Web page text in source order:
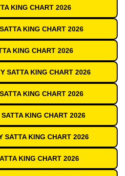
KING CHART 2026
KING CHART 2026
KING CHART 2026
SATTA KING CHART 2026
KING CHART 2026
KING CHART 2026
SATTA KING CHART 2026
KING CHART 2026